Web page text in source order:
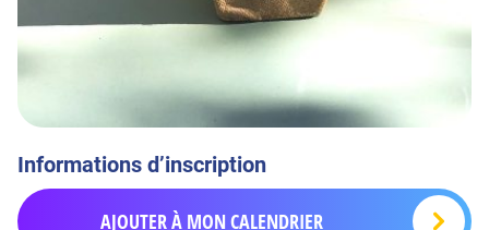
Informations d’inscription
AJOUTER À MON CALENDRIER